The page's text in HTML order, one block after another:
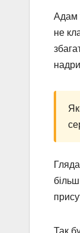
Адам
не